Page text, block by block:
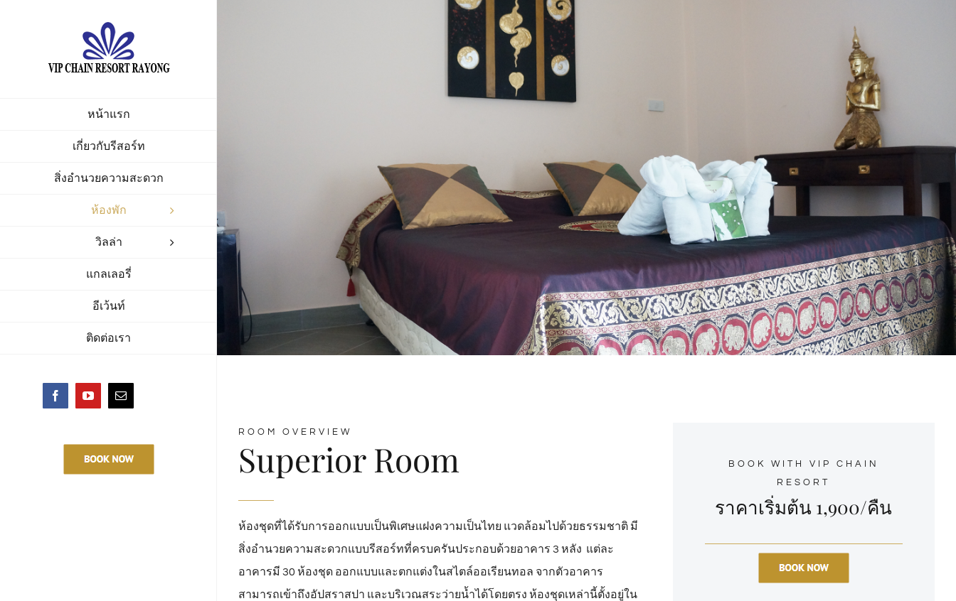
หน้าแรก
เกี่ยวกับรีสอร์ท
สิ่งอำนวยความสะดวก
ห้องพัก
วิลล่า
แกลเลอรี่
อีเว้นท์
ติดต่อเรา
FacebookYouTubeEmail
ROOM OVERVIEW
Superior Room
ห้องชุดที่ได้รับการออกแบบเป็นพิเศษแฝงความเป็นไทย แวดล้อมไปด้วยธรรมชาติ มี
สิ่งอำนวยความสะดวกแบบรีสอร์ทที่ครบครันประกอบด้วยอาคาร 3 หลัง แต่ละ
อาคารมี 30 ห้องชุด ออกแบบและตกแต่งในสไตล์ออเรียนทอล จากตัวอาคาร
สามารถเข้าถึงอัปสราสปา และบริเวณสระว่ายน้ำได้โดยตรง ห้องชุดเหล่านี้ตั้งอยู่ใน
BOOK WITH VIP CHAIN
RESORT
ราคาเริ่มต้น 1,900/คืน